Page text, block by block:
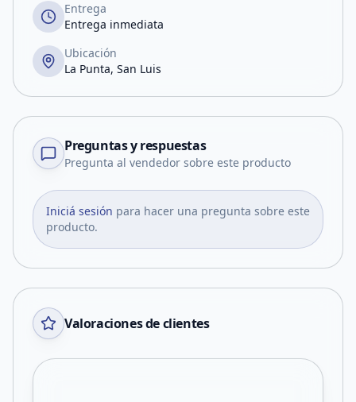
Entrega
Entrega inmediata
Ubicación
La Punta, San Luis
Preguntas y respuestas
Pregunta al vendedor sobre este producto
Iniciá sesión para hacer una pregunta sobre este
producto.
Valoraciones de clientes